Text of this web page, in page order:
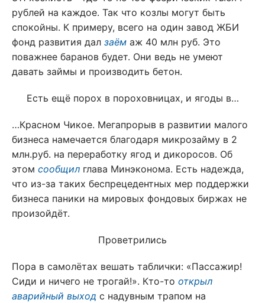
рублей на каждое. Так что козлы могут быть
спокойны. К примеру, всего на один завод ЖБИ
фонд развития дал заём аж 40 млн руб. Это
поважнее баранов будет. Они ведь не умеют
давать займы и производить бетон.
Есть ещё порох в пороховницах, и ягоды в…
…Красном Чикое. Мегапрорыв в развитии малого
бизнеса намечается благодаря микрозайму в 2
млн.руб. на переработку ягод и дикоросов. Об
этом сообщил глава Минэконома. Есть надежда,
что из-за таких беспрецедентных мер поддержки
бизнеса паники на мировых фондовых биржах не
произойдёт.
Проветрились
Пора в самолётах вешать таблички: «Пассажир!
Сиди и ничего не трогай!». Кто-то открыл
аварийный выход с надувным трапом на